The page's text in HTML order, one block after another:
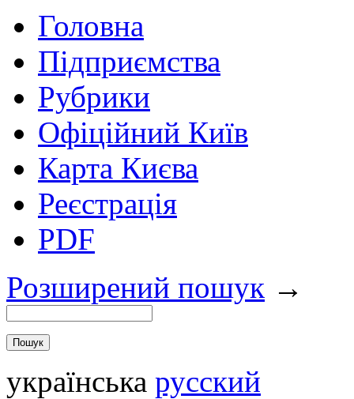
Головна
Підприємства
Рубрики
Офіційний Київ
Карта Києва
Реєстрація
PDF
Розширений пошук →
українська русский